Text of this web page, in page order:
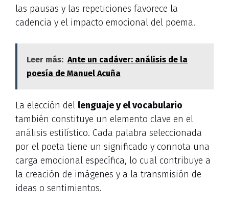
las pausas y las repeticiones favorece la
cadencia y el impacto emocional del poema.
Leer más: Ante un cadáver: análisis de la
poesía de Manuel Acuña
La elección del lenguaje y el vocabulario
también constituye un elemento clave en el
análisis estilístico. Cada palabra seleccionada
por el poeta tiene un significado y connota una
carga emocional específica, lo cual contribuye a
la creación de imágenes y a la transmisión de
ideas o sentimientos.